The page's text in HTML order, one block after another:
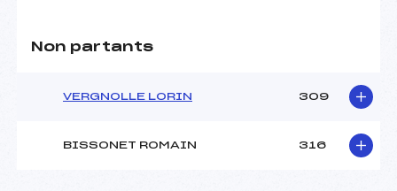
Non partants
VERGNOLLE LORIN 309
BISSONET ROMAIN 316